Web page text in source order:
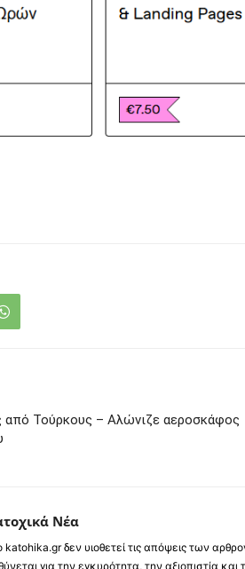
από Τούρκους – Αλώνιζε αεροσκάφος
Νέα
katohika.gr δεν υιοθετεί τις απόψεις των
για την εγκυρότητα, την αξιοπιστία